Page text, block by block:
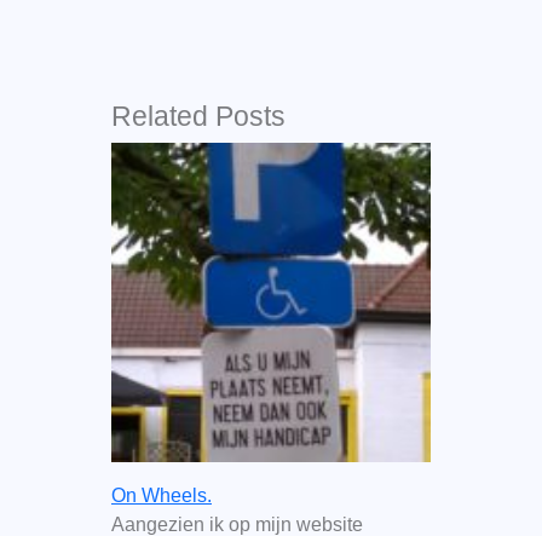
Related Posts
On Wheels.
Aangezien ik op mijn website